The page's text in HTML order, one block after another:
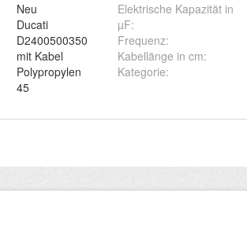
Neu
Ducati
D2400500350
mit Kabel
Polypropylen
45
Elektrische Kapazität in
µF:
Frequenz:
Kabellänge in cm:
Kategorie: